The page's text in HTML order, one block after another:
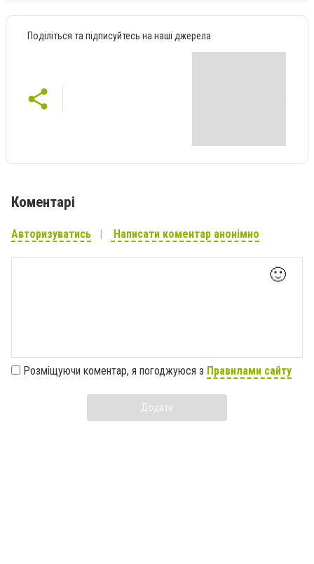
Поділіться та підписуйтесь на наші джерела
Коментарі
Авторизуватись Написати коментар анонімно
🙂
Розміщуючи коментар, я погоджуюся з Правилами сайту
Додати